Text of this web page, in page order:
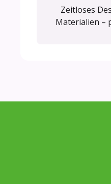
Zeitloses
Materialien –